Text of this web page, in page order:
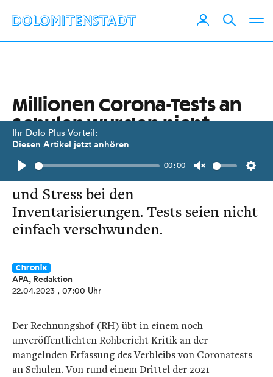
Ihr Dolo Plus Vorteil:
Diesen Artikel jetzt anhören
Play
00:00
Unmute
Millionen Corona-Tests an
Schulen wurden nicht
erfasst
Ministerium verweist auf Probleme
und Stress bei den
Inventarisierungen. Tests seien nicht
einfach verschwunden.
Chronik
APA, Redaktion
22.04.2023 , 07:00 Uhr
Der Rechnungshof (RH) übt in einem noch
unveröffentlichten Rohbericht Kritik an der
mangelnden Erfassung des Verbleibs von Coronatests
an Schulen. Von rund einem Drittel der 2021